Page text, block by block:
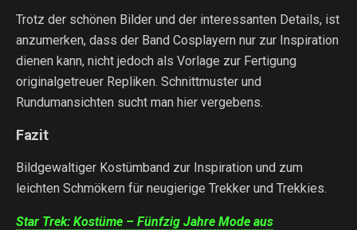
Trotz der schönen Bilder und der interessanten Details, ist
anzumerken, dass der Band Cosplayern nur zur Inspiration
dienen kann, nicht jedoch als Vorlage zur Fertigung
originalgetreuer Repliken. Schnittmuster und
Rundumansichten sucht man hier vergebens.
Fazit
Bildgewaltiger Kostümband zur Inspiration und zum
leichten Schmökern für neugierige Trekker und Trekkies.
Star Trek: Kostüme – Fünfzig Jahre Mode aus